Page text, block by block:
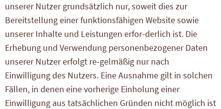
unserer Nutzer grundsätzlich nur, soweit dies zur
Bereitstellung einer funktionsfähigen Website sowie
unserer Inhalte und Leistungen erfor-derlich ist. Die
Erhebung und Verwendung personenbezogener Daten
unserer Nutzer erfolgt re-gelmäßig nur nach
Einwilligung des Nutzers. Eine Ausnahme gilt in solchen
Fällen, in denen eine vorherige Einholung einer
Einwilligung aus tatsächlichen Gründen nicht möglich ist